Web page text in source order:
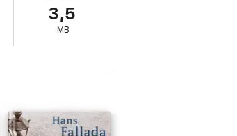
3,5
MB